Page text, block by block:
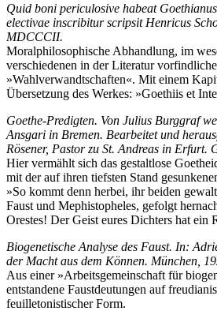
Quid boni periculosive habeat
electivae inscribitur scripsit Henricus
MDCCCII.
Moralphilosophische Abhandlung, im
verschiedenen in der Literatur
»Wahlverwandtschaften«. Mit einem
Übersetzung des Werkes: »Goethiis et
Goethe-Predigten. Von Julius Burggraf
Ansgari in Bremen. Bearbeitet und
Rösener, Pastor zu St. Andreas in Erfurt.
Hier vermählt sich das gestaltlose
mit der auf ihren tiefsten Stand
»So kommt denn herbei, ihr beiden
Faust und Mephistopheles, gefolgt
Orestes! Der Geist eures Dichters hat ein
Biogenetische Analyse des Faust. In:
der Macht aus dem Können. München,
Aus einer »Arbeitsgemeinschaft für
entstandene Faustdeutungen auf
feuilletonistischer Form.